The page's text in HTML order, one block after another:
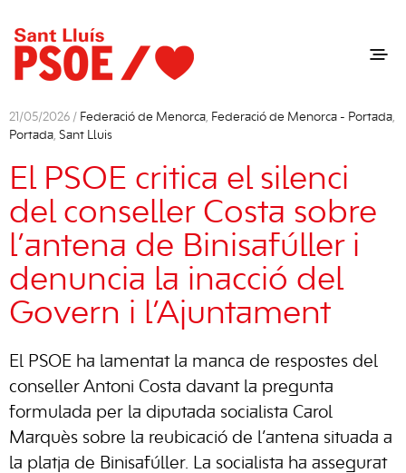
21/05/2026 / Federació de Menorca, Federació de Menorca - Portada,
Portada, Sant Lluis
El PSOE critica el silenci
del conseller Costa sobre
l’antena de Binisafúller i
denuncia la inacció del
Govern i l’Ajuntament
El PSOE ha lamentat la manca de respostes del
conseller Antoni Costa davant la pregunta
formulada per la diputada socialista Carol
Marquès sobre la reubicació de l’antena situada a
la platja de Binisafúller. La socialista ha assegurat